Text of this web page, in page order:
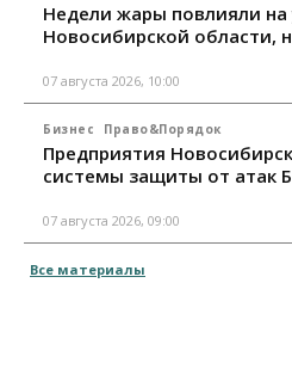
Недели жары повлияли на
Новосибирской области,
07 августа 2026, 10:00
Бизнес Право&Порядок
Предприятия
системы защиты от атак
07 августа 2026, 09:00
Все материалы